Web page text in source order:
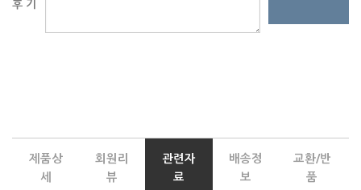
후 기
제품상
세
회원리
뷰
관련자
료
배송정
보
교환/반
품